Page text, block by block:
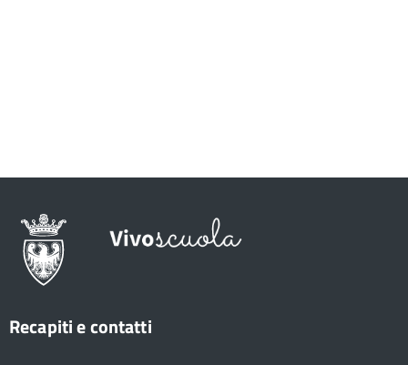
Recapiti e contatti